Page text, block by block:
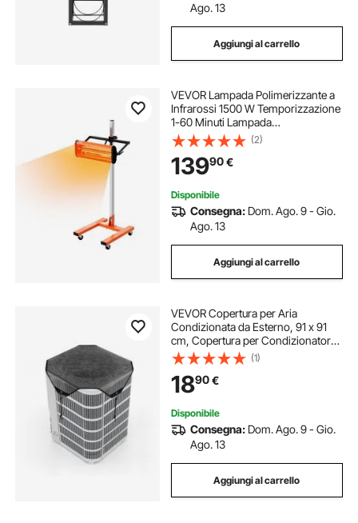
Ago. 13
Aggiungi al carrello
VEVOR Lampada Polimerizzante a
Infrarossi 1500 W Temporizzazione
1-60 Minuti Lampada
Polimerizzante per Auto con
Riscaldamento Automatico con
Staffa, per Area di Cottura 0,32 ㎡
per Riparazione in Loco
(2)
13990€
Disponibile
Consegna: Dom. Ago. 9 - Gio.
Ago. 13
Aggiungi al carrello
VEVOR Copertura per Aria
Condizionata da Esterno, 91 x 91
cm, Copertura per Condizionatore
da Detriti, Rete in PVC, Misura
Universale, Copri Condizionatore
d'Aria Esterno, Nero
(1)
1890€
Disponibile
Consegna: Dom. Ago. 9 - Gio.
Ago. 13
Aggiungi al carrello